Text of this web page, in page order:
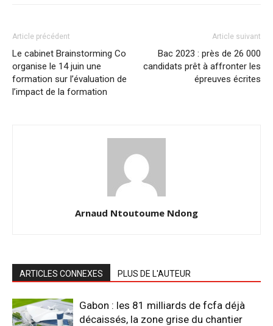
Article précédent
Le cabinet Brainstorming Co
organise le 14 juin une
formation sur l’évaluation de
l’impact de la formation
Article suivant
Bac 2023 : près de 26 000
candidats prêt à affronter les
épreuves écrites
Arnaud Ntoutoume Ndong
ARTICLES CONNEXES PLUS DE L'AUTEUR
Gabon : les 81 milliards de fcfa déjà
décaissés, la zone grise du chantier